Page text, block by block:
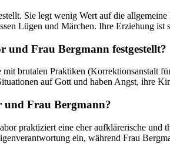
Sie legt wenig Wert auf die
Lügen und Märchen. Ihre Erziehung
und Frau Bergmann festgestellt?
brutalen Praktiken (Korrektionsanstalt
auf Gott und haben Angst, ihre
und Frau Bergmann?
praktiziert eine eher aufklärerische und
ein, während Frau